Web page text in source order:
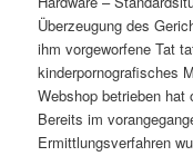
Überzeugung des
ihm vorgeworfene Tat
kinderpornografisches
Webshop betrieben hat
Bereits im
Ermittlungsverfahren